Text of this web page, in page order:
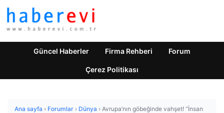
Güncel Haberler Firma Rehberi Forum
Çerez Politikası
Ana sayfa › Forumlar › Dünya › Avrupa’nın göbeğinde vahşet! “İnsan